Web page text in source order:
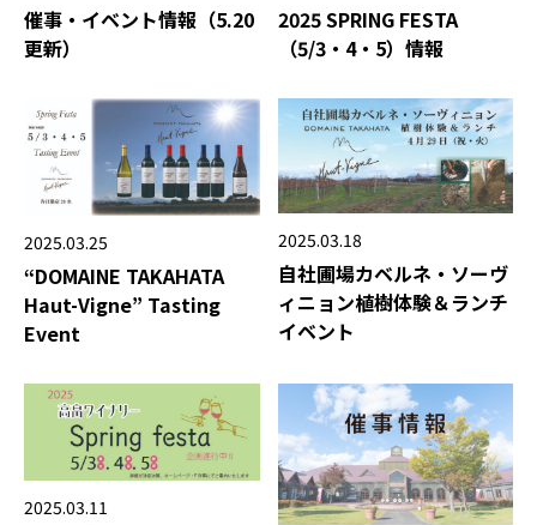
催事・イベント情報（5.20
更新）
2025 SPRING FESTA
（5/3・4・5）情報
2025.03.25
“DOMAINE TAKAHATA
Haut-Vigne” Tasting
Event
2025.03.18
自社圃場カベルネ・ソーヴ
ィニョン植樹体験＆ランチ
イベント
2025.03.11